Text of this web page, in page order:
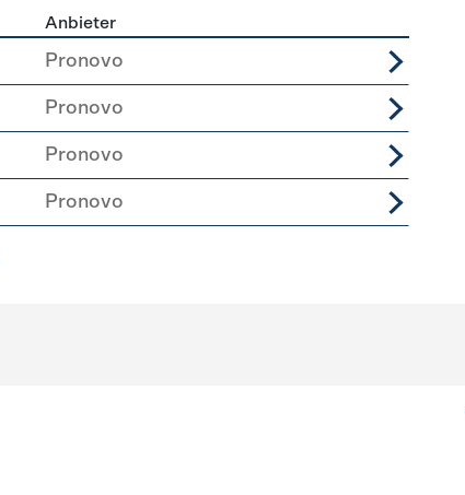
Anbieter
Pronovo
Pronovo
Pronovo
Pronovo